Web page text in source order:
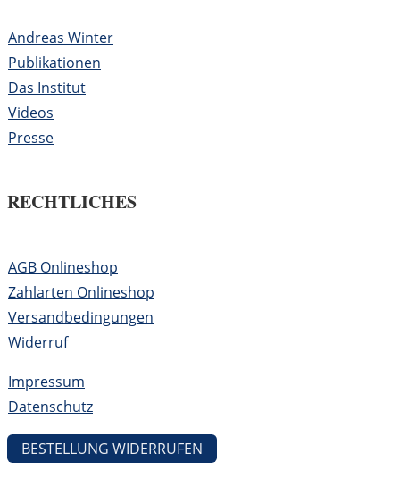
Andreas Winter
Publikationen
Das Institut
Videos
Presse
RECHTLICHES
AGB Onlineshop
Zahlarten Onlineshop
Versandbedingungen
Widerruf
Impressum
Datenschutz
BESTELLUNG WIDERRUFEN